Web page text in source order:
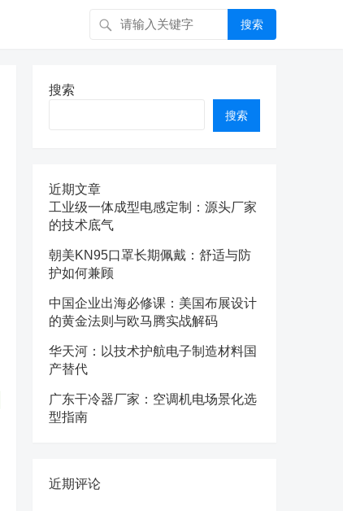
搜索
搜索
搜索
近期文章
工业级一体成型电感定制：源头厂家
的技术底气
朝美KN95口罩长期佩戴：舒适与防
护如何兼顾
中国企业出海必修课：美国布展设计
的黄金法则与欧马腾实战解码
华天河：以技术护航电子制造材料国
产替代
广东干冷器厂家：空调机电场景化选
型指南
近期评论